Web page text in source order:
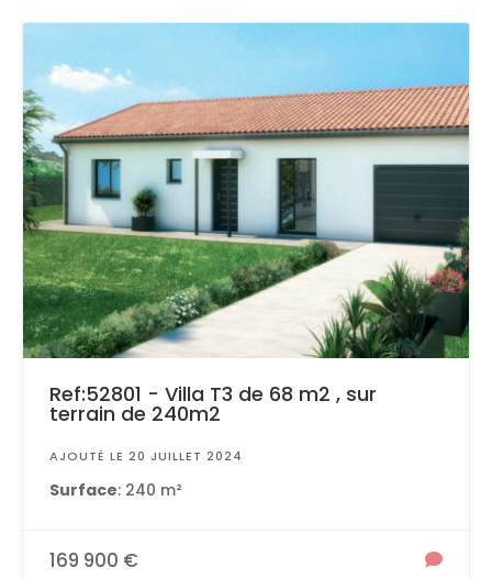
Ref:52801 - Villa T3 de 68 m2 , sur
terrain de 240m2
AJOUTÉ LE 20 JUILLET 2024
Surface: 240 m²
169 900 €